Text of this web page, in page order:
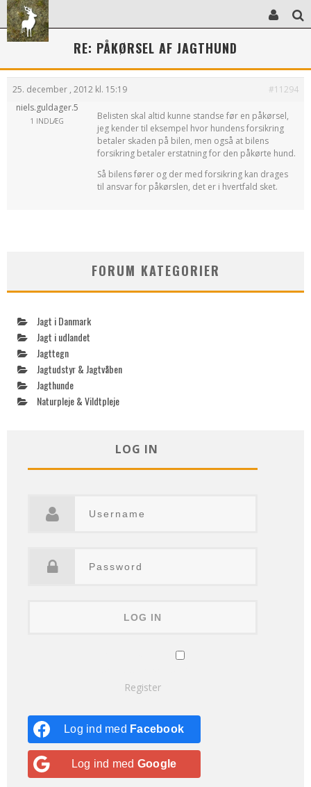
RE: PÅKØRSEL AF JAGTHUND
25. december , 2012 kl. 15:19
#11294
niels.guldager.5
1 INDLÆG
Belisten skal altid kunne standse før en påkørsel,
jeg kender til eksempel hvor hundens forsikring
betaler skaden på bilen, men også at bilens
forsikring betaler erstatning for den påkørte hund.
Så bilens fører og der med forsikring kan drages
til ansvar for påkørslen, det er i hvertfald sket.
FORUM KATEGORIER
Jagt i Danmark
Jagt i udlandet
Jagttegn
Jagtudstyr & Jagtvåben
Jagthunde
Naturpleje & Vildtpleje
LOG IN
Register
Log ind med Facebook
Log ind med Google